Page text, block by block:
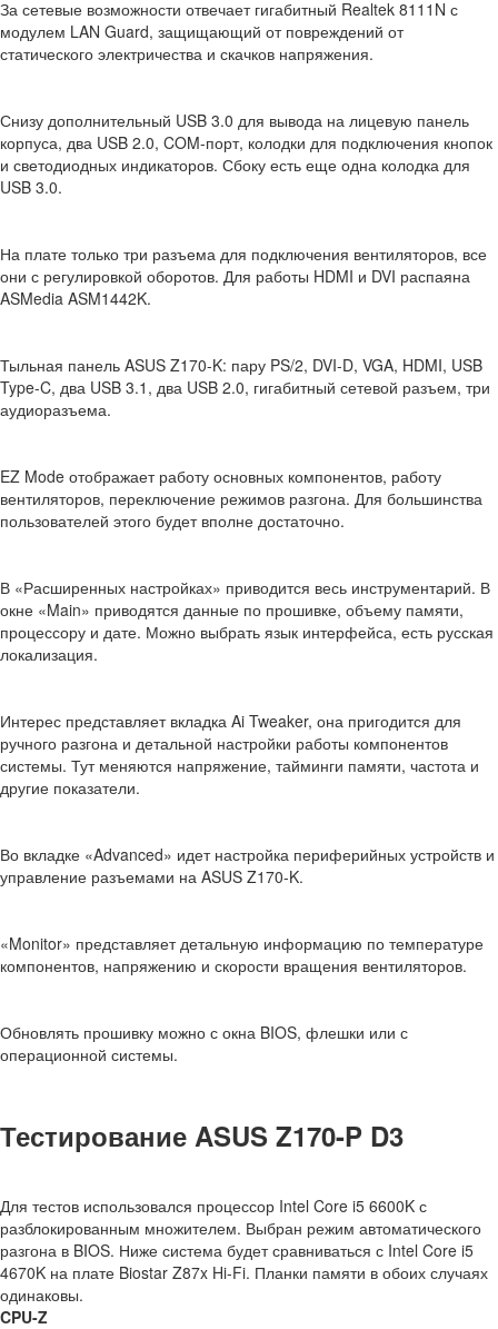
За сетевые возможности отвечает гигабитный Realtek 8111N с
модулем LAN Guard, защищающий от повреждений от
статического электричества и скачков напряжения.
Снизу дополнительный USB 3.0 для вывода на лицевую панель
корпуса, два USB 2.0, COM-порт, колодки для подключения кнопок
и светодиодных индикаторов. Сбоку есть еще одна колодка для
USB 3.0.
На плате только три разъема для подключения вентиляторов, все
они с регулировкой оборотов. Для работы HDMI и DVI распаяна
ASMedia ASM1442K.
Тыльная панель ASUS Z170-K: пару PS/2, DVI-D, VGA, HDMI, USB
Type-C, два USB 3.1, два USB 2.0, гигабитный сетевой разъем, три
аудиоразъема.
EZ Mode отображает работу основных компонентов, работу
вентиляторов, переключение режимов разгона. Для большинства
пользователей этого будет вполне достаточно.
В «Расширенных настройках» приводится весь инструментарий. В
окне «Main» приводятся данные по прошивке, объему памяти,
процессору и дате. Можно выбрать язык интерфейса, есть русская
локализация.
Интерес представляет вкладка Ai Tweaker, она пригодится для
ручного разгона и детальной настройки работы компонентов
системы. Тут меняются напряжение, тайминги памяти, частота и
другие показатели.
Во вкладке «Advanced» идет настройка периферийных устройств и
управление разъемами на ASUS Z170-K.
«Monitor» представляет детальную информацию по температуре
компонентов, напряжению и скорости вращения вентиляторов.
Обновлять прошивку можно с окна BIOS, флешки или с
операционной системы.
Тестирование ASUS Z170-P D3
Для тестов использовался процессор Intel Core i5 6600K с
разблокированным множителем. Выбран режим автоматического
разгона в BIOS. Ниже система будет сравниваться с Intel Core i5
4670K на плате Biostar Z87x Hi-Fi. Планки памяти в обоих случаях
одинаковы.
CPU-Z